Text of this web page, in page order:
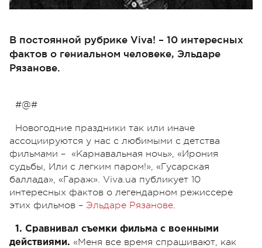
В постоянной рубрике Viva! – 10 интересных
фактов о гениальном человеке, Эльдаре
Рязанове.
#@#
Новогодние праздники так или иначе
ассоциируются у нас с любимыми с детства
фильмами – «Карнавальная ночь», «Ирония
судьбы, Или с легким паром!», «Гусарская
баллада», «Гараж». Viva.ua публикует 10
интересных фактов о легендарном режиссере
этих фильмов – Эльдаре Рязанове.
1. Сравнивал съемки фильма с военными
действиями. «Меня все время спрашивают, как